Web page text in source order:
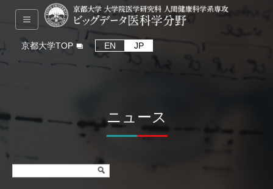
京都大学TOP EN JP
ニュース